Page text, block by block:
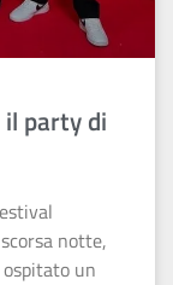
il party di
notte,
un